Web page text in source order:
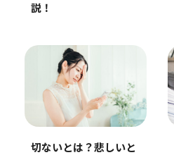
説！
切ないとは？悲しいと